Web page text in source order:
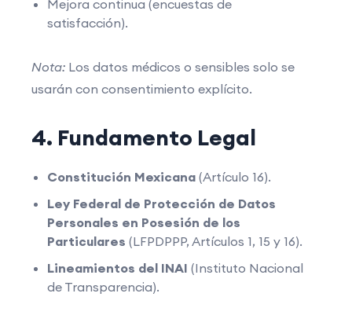
Mejora continua (encuestas de
satisfacción).
Nota: Los datos médicos o sensibles solo se
usarán con consentimiento explícito.
4. Fundamento Legal
Constitución Mexicana (Artículo 16).
Ley Federal de Protección de Datos
Personales en Posesión de los
Particulares (LFPDPPP, Artículos 1, 15 y 16).
Lineamientos del INAI (Instituto Nacional
de Transparencia).